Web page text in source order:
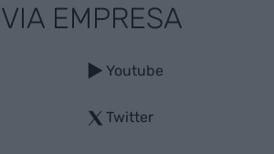
EMPRESA
Youtube
Twitter